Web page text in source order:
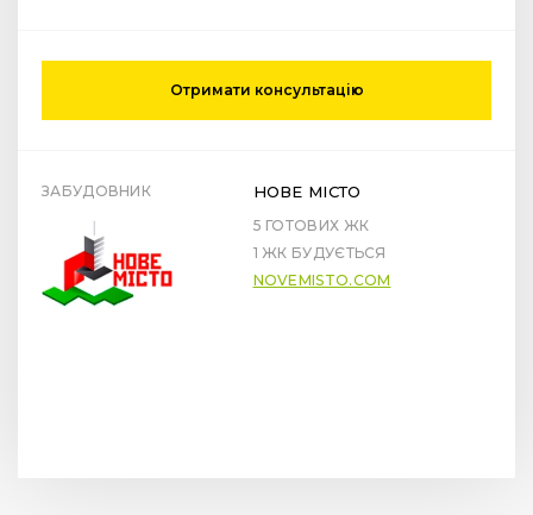
Отримати консультацію
ЗАБУДОВНИК НОВЕ МІСТО
5 ГОТОВИХ ЖК
1 ЖК БУДУЄТЬСЯ
NOVEMISTO.COM